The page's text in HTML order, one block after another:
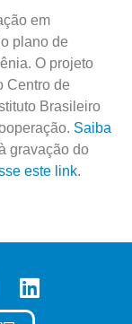
em
plano de
O projeto
Centro de
Brasileiro
Saiba
gravação do
este link.